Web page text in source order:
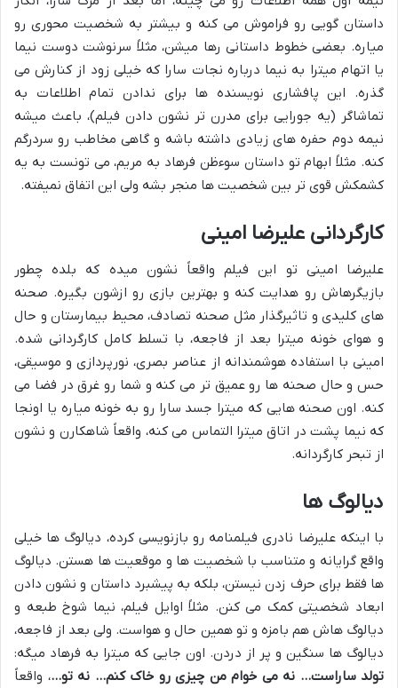
داستان گویی رو فراموش می کنه و بیشتر به شخصیت محوری رو
میاره. بعضی خطوط داستانی رها میشن، مثلاً سرنوشت دوست نیما
یا اتهام میترا به نیما درباره نجات سارا که خیلی زود از کنارش می
گذره. این پافشاری نویسنده ها برای ندادن تمام اطلاعات به
تماشاگر (یه جورایی برای مدرن تر نشون دادن فیلم)، باعث میشه
نیمه دوم حفره های زیادی داشته باشه و گاهی مخاطب رو سردرگم
کنه. مثلاً ابهام تو داستان سوءظن فرهاد به مریم، می تونست به یه
کشمکش قوی تر بین شخصیت ها منجر بشه ولی این اتفاق نمیفته.
کارگردانی علیرضا امینی
علیرضا امینی تو این فیلم واقعاً نشون میده که بلده چطور
بازیگرهاش رو هدایت کنه و بهترین بازی رو ازشون بگیره. صحنه
های کلیدی و تاثیرگذار مثل صحنه تصادف، محیط بیمارستان و حال
و هوای خونه میترا بعد از فاجعه، با تسلط کامل کارگردانی شده.
امینی با استفاده هوشمندانه از عناصر بصری، نورپردازی و موسیقی،
حس و حال صحنه ها رو عمیق تر می کنه و شما رو غرق در فضا می
کنه. اون صحنه هایی که میترا جسد سارا رو به خونه میاره یا اونجا
که نیما پشت در اتاق میترا التماس می کنه، واقعاً شاهکارن و نشون
از تبحر کارگردانه.
دیالوگ ها
با اینکه علیرضا نادری فیلمنامه رو بازنویسی کرده، دیالوگ ها خیلی
واقع گرایانه و متناسب با شخصیت ها و موقعیت ها هستن. دیالوگ
ها فقط برای حرف زدن نیستن، بلکه به پیشبرد داستان و نشون دادن
ابعاد شخصیتی کمک می کنن. مثلاً اوایل فیلم، نیما شوخ طبعه و
دیالوگ هاش هم بامزه و تو همین حال و هواست. ولی بعد از فاجعه،
دیالوگ ها سنگین و پر از دردن. اون جایی که میترا به فرهاد میگه:
تولد ساراست… نه می خوام من چیزی رو خاک کنم… نه تو…، واقعاً